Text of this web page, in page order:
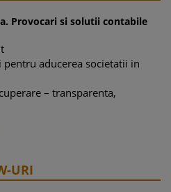
Provocari si solutii contabile
aducerea societatii in
– transparenta,
– integritate si control
contabil si fiscal
din evidenta creanta, tratament
URI